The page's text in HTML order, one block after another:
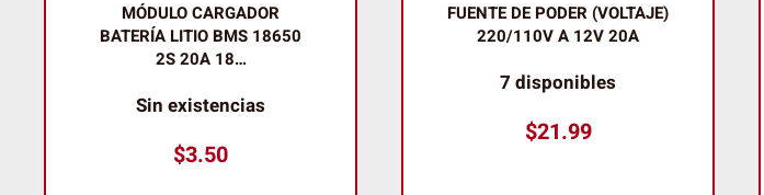
MÓDULO CARGADOR
BATERÍA LITIO BMS 18650
2S 20A 18…
Sin existencias
$3.50
FUENTE DE PODER (VOLTAJE)
220/110V A 12V 20A
7 disponibles
$21.99